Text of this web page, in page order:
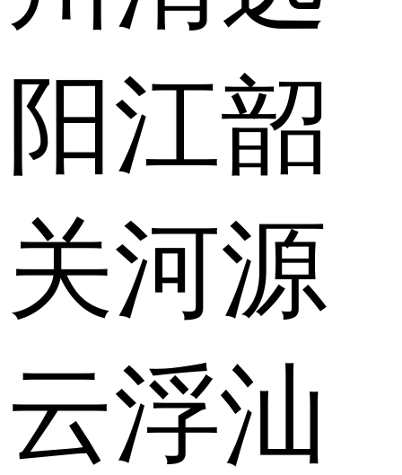
阳江韶
关河源
云浮汕